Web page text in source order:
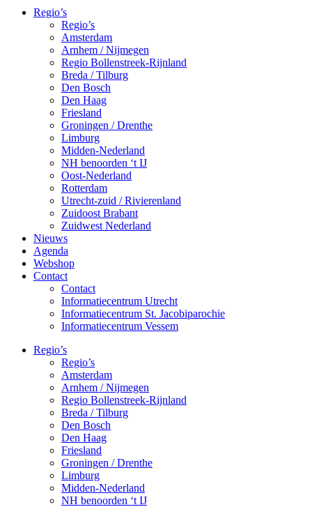
Regio’s
Regio’s
Amsterdam
Arnhem / Nijmegen
Regio Bollenstreek-Rijnland
Breda / Tilburg
Den Bosch
Den Haag
Friesland
Groningen / Drenthe
Limburg
Midden-Nederland
NH benoorden ‘t IJ
Oost-Nederland
Rotterdam
Utrecht-zuid / Rivierenland
Zuidoost Brabant
Zuidwest Nederland
Nieuws
Agenda
Webshop
Contact
Contact
Informatiecentrum Utrecht
Informatiecentrum St. Jacobiparochie
Informatiecentrum Vessem
Regio’s
Regio’s
Amsterdam
Arnhem / Nijmegen
Regio Bollenstreek-Rijnland
Breda / Tilburg
Den Bosch
Den Haag
Friesland
Groningen / Drenthe
Limburg
Midden-Nederland
NH benoorden ‘t IJ